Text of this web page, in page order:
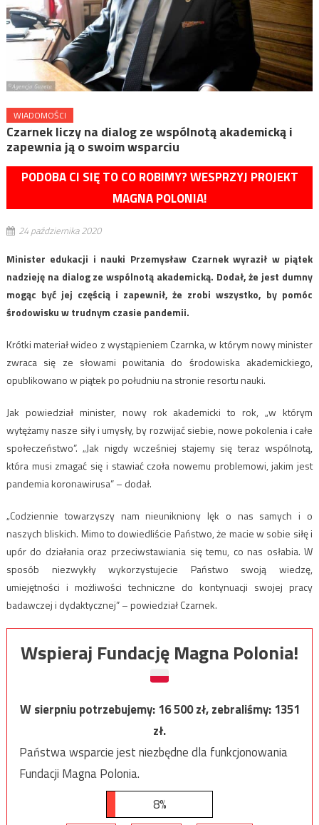
WIADOMOŚCI
Czarnek liczy na dialog ze wspólnotą akademicką i
zapewnia ją o swoim wsparciu
PODOBA CI SIĘ TO CO ROBIMY? WESPRZYJ PROJEKT
MAGNA POLONIA!
24 października 2020
Minister edukacji i nauki Przemysław Czarnek wyraził w piątek
nadzieję na dialog ze wspólnotą akademicką. Dodał, że jest dumny
mogąc być jej częścią i zapewnił, że zrobi wszystko, by pomóc
środowisku w trudnym czasie pandemii.
Krótki materiał wideo z wystąpieniem Czarnka, w którym nowy minister
zwraca się ze słowami powitania do środowiska akademickiego,
opublikowano w piątek po południu na stronie resortu nauki.
Jak powiedział minister, nowy rok akademicki to rok, „w którym
wytężamy nasze siły i umysły, by rozwijać siebie, nowe pokolenia i całe
społeczeństwo”. „Jak nigdy wcześniej stajemy się teraz wspólnotą,
która musi zmagać się i stawiać czoła nowemu problemowi, jakim jest
pandemia koronawirusa” – dodał.
„Codziennie towarzyszy nam nieunikniony lęk o nas samych i o
naszych bliskich. Mimo to dowiedliście Państwo, że macie w sobie siłę i
upór do działania oraz przeciwstawiania się temu, co nas osłabia. W
sposób niezwykły wykorzystujecie Państwo swoją wiedzę,
umiejętności i możliwości techniczne do kontynuacji swojej pracy
badawczej i dydaktycznej” – powiedział Czarnek.
Wspieraj Fundację Magna Polonia!
W sierpniu potrzebujemy:16 500zł, zebraliśmy:1351
zł.
Państwa wsparcie jest niezbędne dla funkcjonowania
Fundacji Magna Polonia.
8%